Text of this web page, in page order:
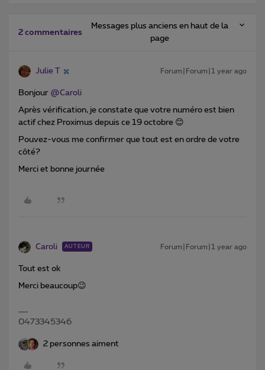
2 commentaires
Messages plus anciens en haut de la
page
Julie T Forum|Forum|1 year ago
Bonjour @Caroli
Après vérification, je constate que votre numéro est bien
actif chez Proximus depuis ce 19 octobre 😊
Pouvez-vous me confirmer que tout est en ordre de votre
côté?
Merci et bonne journée
Caroli AUTEUR Forum|Forum|1 year ago
Tout est ok
Merci beaucoup😉
0473345346
2 personnes aiment